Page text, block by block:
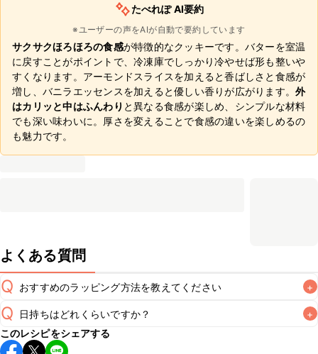
たべれぽ AI要約
※ユーザーの声をAIが自動で要約しています
サクサクほろほろの食感が特徴的なクッキーです。バターを室温
に戻すことがポイントで、冷凍庫でしっかり冷やせば形も整いや
すくなります。アーモンドスライスを加えると香ばしさと食感が
増し、バニラエッセンスを加えると優しい香りが広がります。 外
はカリッと中はふんわり と異なる食感が楽しめ、シンプルな材料
でも深い味わいに。厚さを変えることで食感の違いを楽しめるの
も魅力です。
よくある質問
Q おすすめのラッピング方法を教えてください +
A
Q 日持ちはどれくらいですか？ +
保存期間は常温で2~3日が目安です。なるべくお早めにお召
このレシピをシェアする